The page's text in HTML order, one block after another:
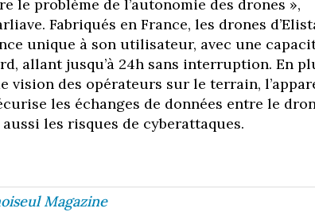
le problème de l’autonomie des drones »,
Fabriqués en France, les drones
unique à son utilisateur, avec une
allant jusqu’à 24h sans interruption. En
vision des opérateurs sur le terrain,
les échanges de données entre le
les risques de cyberattaques.
Magazine